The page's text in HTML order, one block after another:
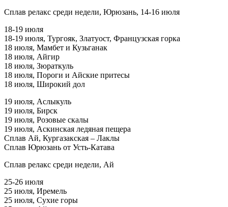
Сплав релакс среди недели, Юрюзань, 14-16 июля
18-19 июля
18-19 июля, Тургояк, Златуост, Французская горка
18 июля, Мамбет и Кузьганак
18 июля, Айгир
18 июля, Зюраткуль
18 июля, Пороги и Айские притесы
18 июля, Широкий дол
19 июля, Аслыкуль
19 июля, Бирск
19 июля, Розовые скалы
19 июля, Аскинская ледяная пещера
Сплав Ай, Кургазакская – Лаклы
Сплав Юрюзань от Усть-Катава
Сплав релакс среди недели, Ай
25-26 июля
25 июля, Иремель
25 июля, Сухие горы